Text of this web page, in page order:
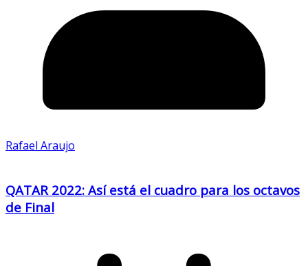
Rafael Araujo
QATAR 2022: Así está el cuadro para los octavos
de Final